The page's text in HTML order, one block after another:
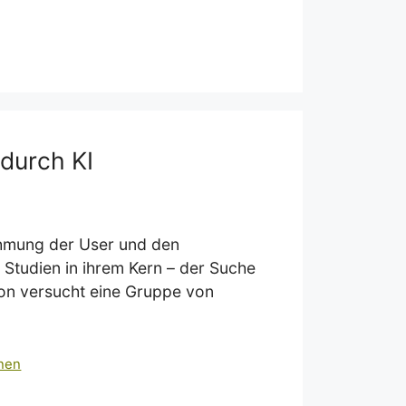
KI
der User und den
in ihrem Kern – der Suche
versucht eine Gruppe von